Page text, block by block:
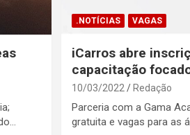
.NOTÍCIAS VAGAS
iCarros abre
capacitação
10/03/2022 Redação
Parceria com a Gama
gratuita e vagas para as